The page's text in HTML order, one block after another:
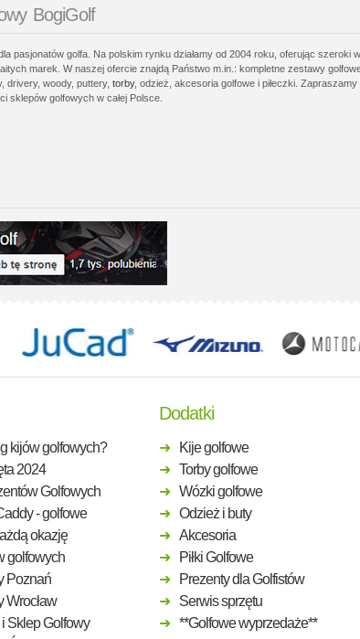
BogiGolf
pasjonatów golfa. Na polskim rynku działamy od 2004 roku, oferując szeroki
marek. W naszej ofercie znajdą Państwo m.in.: kompletne zestawy
drivery, woody, puttery, torby, odzież, akcesoria golfowe i piłeczki. Zapraszamy
sklepów golfowych w całej Polsce.
kijów golfowych?
2024
Golfowych
- golfowe
okazję
golfowych
Poznań
Wrocław
Sklep Golfowy
Dodatki
Kije golfowe
Torby golfowe
Wózki golfowe
Odzież i buty
Akcesoria
Piłki Golfowe
Prezenty dla Golfistów
Serwis sprzętu
**Golfowe wyprzedaże**